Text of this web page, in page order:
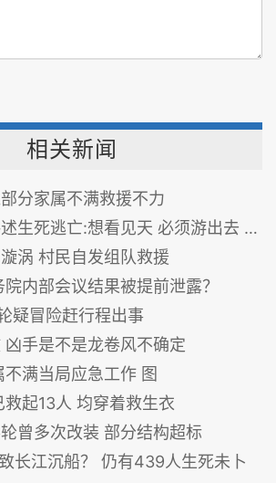
相关新闻
分家属不满救援不力
生死逃亡:想看见天 必须游出去 图
涡 村民自发组队救援
内部会议结果被提前泄露？
疑冒险赶行程出事
凶手是不是龙卷风不确定
满当局应急工作 图
起13人 均穿着救生衣
曾多次改装 部分结构超标
长江沉船？ 仍有439人生死未卜